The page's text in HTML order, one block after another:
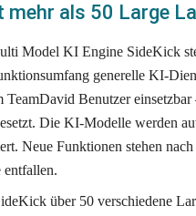
mehr als 50 Large
Model KI Engine SideKick
generelle KI-
Benutzer einsetzbar
Die KI-Modelle werden
Neue Funktionen stehen
über 50 verschiedene